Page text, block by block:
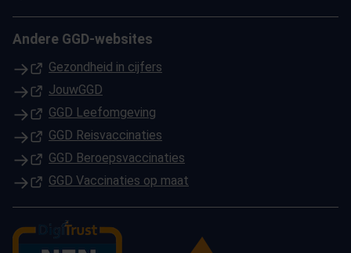
Andere GGD-websites
Gezondheid in cijfers
(Opent in een nieuw tabblad)
JouwGGD
(Opent in een nieuw tabblad)
GGD Leefomgeving
(Opent in een nieuw tabblad)
GGD Reisvaccinaties
(Opent in een nieuw tabblad)
GGD Beroepsvaccinaties
(Opent in een nieuw tabblad)
GGD Vaccinaties op maat
(Opent in een nieuw tabblad)